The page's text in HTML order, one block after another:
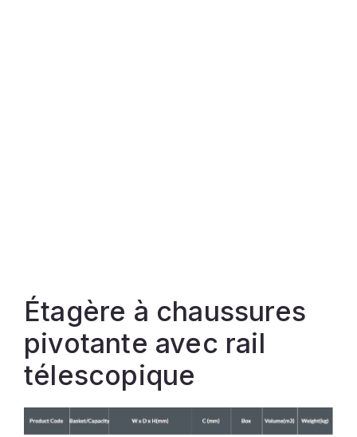
Étagère à chaussures
pivotante avec rail
télescopique